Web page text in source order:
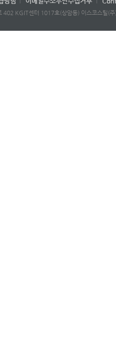
402 KGIT센터 1017호(상암동) 이스코스틸(